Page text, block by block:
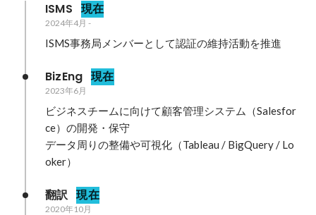
ISMS 現在
2024年4月 -
ISMS事務局メンバーとして認証の維持活動を推進
BizEng 現在
2023年6月
ビジネスチームに向けて顧客管理システム（Salesfor
ce）の開発・保守
データ周りの整備や可視化（Tableau / BigQuery / Lo
oker）
翻訳 現在
2020年10月